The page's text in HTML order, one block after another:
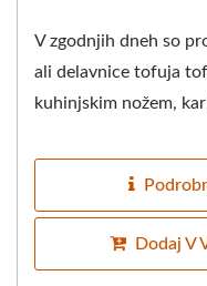
V zgodnjih dneh so
ali delavnice tofuja
kuhinjskim nožem,
doslednost...
Dodaj V